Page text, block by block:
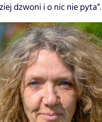
dzwoni i o nic nie pyta”.